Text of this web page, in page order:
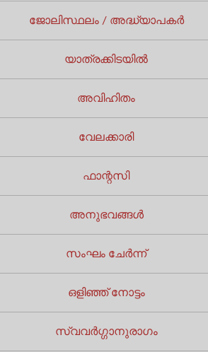
ജോലിസ്ഥലം / അദ്ധ്യാപകർ
യാത്രക്കിടയില്‍
അവിഹിതം
വേലക്കാരി
ഫാന്റസി
അനുഭവങ്ങൾ
സംഘം ചേർന്ന്
ഒളിഞ്ഞ് നോട്ടം
സ്വവർഗ്ഗാനുരാഗം